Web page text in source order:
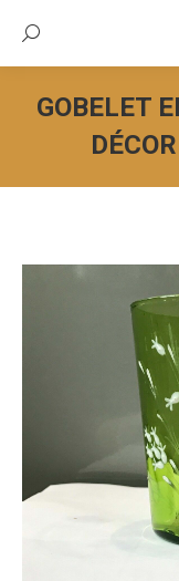
Recherche:
GOBELET